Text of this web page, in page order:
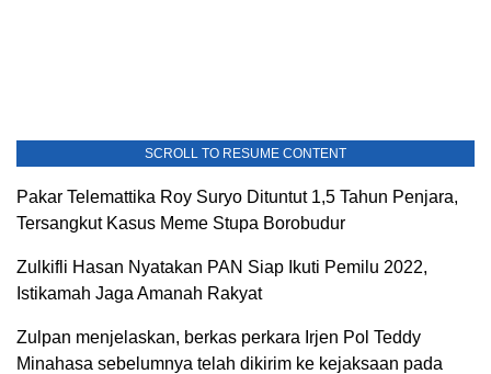
SCROLL TO RESUME CONTENT
Pakar Telemattika Roy Suryo Dituntut 1,5 Tahun Penjara,
Tersangkut Kasus Meme Stupa Borobudur
Zulkifli Hasan Nyatakan PAN Siap Ikuti Pemilu 2022,
Istikamah Jaga Amanah Rakyat
Zulpan menjelaskan, berkas perkara Irjen Pol Teddy
Minahasa sebelumnya telah dikirim ke kejaksaan pada